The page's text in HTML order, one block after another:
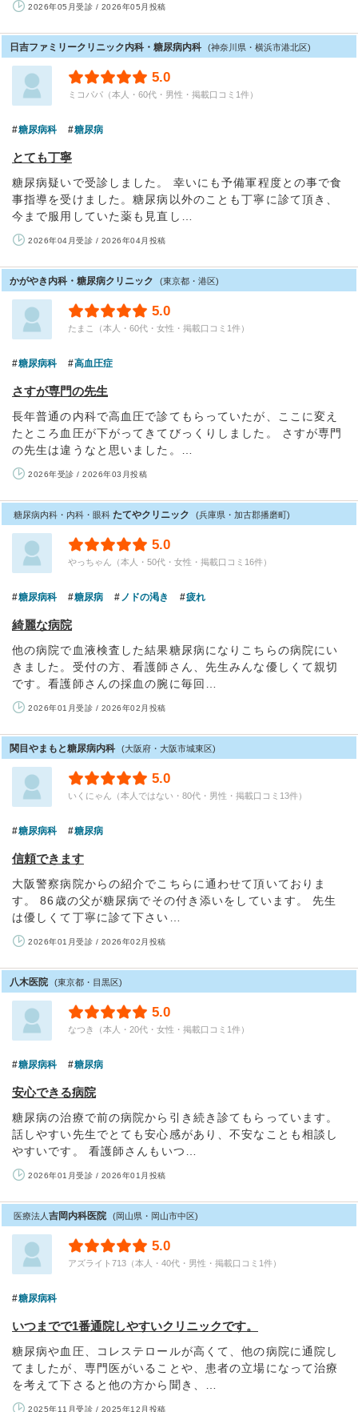
2026年05月受診 / 2026年05月投稿
日吉ファミリークリニック内科・糖尿病内科 (神奈川県・横浜市港北区)
5.0
ミコパパ（本人・60代・男性・掲載口コミ1件）
糖尿病科 糖尿病
とても丁寧
糖尿病疑いで受診しました。 幸いにも予備軍程度との事で食
事指導を受けました。糖尿病以外のことも丁寧に診て頂き、
今まで服用していた薬も見直し…
2026年04月受診 / 2026年04月投稿
かがやき内科・糖尿病クリニック (東京都・港区)
5.0
たまこ（本人・60代・女性・掲載口コミ1件）
糖尿病科 高血圧症
さすが専門の先生
長年普通の内科で高血圧で診てもらっていたが、ここに変え
たところ血圧が下がってきてびっくりしました。 さすが専門
の先生は違うなと思いました。…
2026年受診 / 2026年03月投稿
糖尿病内科・内科・眼科 たてやクリニック (兵庫県・加古郡播磨町)
5.0
やっちゃん（本人・50代・女性・掲載口コミ16件）
糖尿病科 糖尿病 ノドの渇き 疲れ
綺麗な病院
他の病院で血液検査した結果糖尿病になりこちらの病院にい
きました。受付の方、看護師さん、先生みんな優しくて親切
です。看護師さんの採血の腕に毎回…
2026年01月受診 / 2026年02月投稿
関目やまもと糖尿病内科 (大阪府・大阪市城東区)
5.0
いくにゃん（本人ではない・80代・男性・掲載口コミ13件）
糖尿病科 糖尿病
信頼できます
大阪警察病院からの紹介でこちらに通わせて頂いておりま
す。 86歳の父が糖尿病でその付き添いをしています。 先生
は優しくて丁寧に診て下さい…
2026年01月受診 / 2026年02月投稿
八木医院 (東京都・目黒区)
5.0
なつき（本人・20代・女性・掲載口コミ1件）
糖尿病科 糖尿病
安心できる病院
糖尿病の治療で前の病院から引き続き診てもらっています。
話しやすい先生でとても安心感があり、不安なことも相談し
やすいです。 看護師さんもいつ…
2026年01月受診 / 2026年01月投稿
医療法人 吉岡内科医院 (岡山県・岡山市中区)
5.0
アズライト713（本人・40代・男性・掲載口コミ1件）
糖尿病科
いつまでで1番通院しやすいクリニックです。
糖尿病や血圧、コレステロールが高くて、他の病院に通院し
てましたが、専門医がいることや、患者の立場になって治療
を考えて下さると他の方から聞き、…
2025年11月受診 / 2025年12月投稿